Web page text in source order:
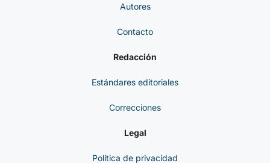
Autores
Contacto
Redacción
Estándares editoriales
Correcciones
Legal
Política de privacidad